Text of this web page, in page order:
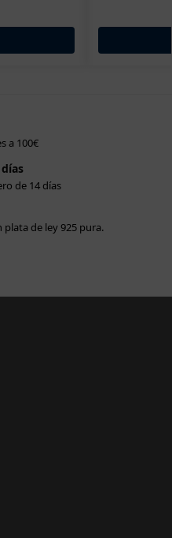
a 100€
de 14 días
de ley 925 pura.